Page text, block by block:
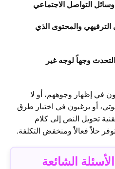
التواصل الاجتماعي
الترفيهي والمحتوى الذي
وجهاً لوجه غير
في إظهار وجوههم، أو لا
أو يرغبون في اختبار طرق
تحويل النص إلى كلام
حلاً فعالاً ومنخفض التكلفة.
الشائعة